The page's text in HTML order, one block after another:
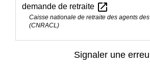
demande de retraite open_in_new
Caisse nationale de retraite des agents
(CNRACL)
Signaler une